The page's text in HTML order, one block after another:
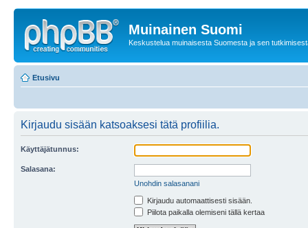
Muinainen Suomi
Keskustelua muinaisesta Suomesta ja sen
Etusivu
Kirjaudu sisään katsoaksesi tätä profiilia.
Käyttäjätunnus:
Salasana:
Unohdin salasanani
Kirjaudu automaattisesti sisään.
Piilota paikalla olemiseni tällä kertaa